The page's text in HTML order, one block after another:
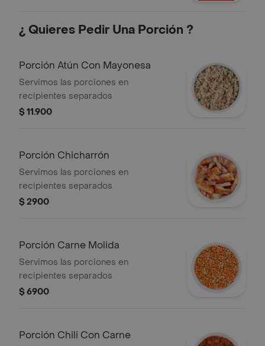
¿ Quieres Pedir Una Porción ?
Porción Atún Con Mayonesa
Servimos las porciones en
recipientes separados
$ 11.900
Porción Chicharrón
Servimos las porciones en
recipientes separados
$ 2900
Porción Carne Molida
Servimos las porciones en
recipientes separados
$ 6900
Porción Chili Con Carne